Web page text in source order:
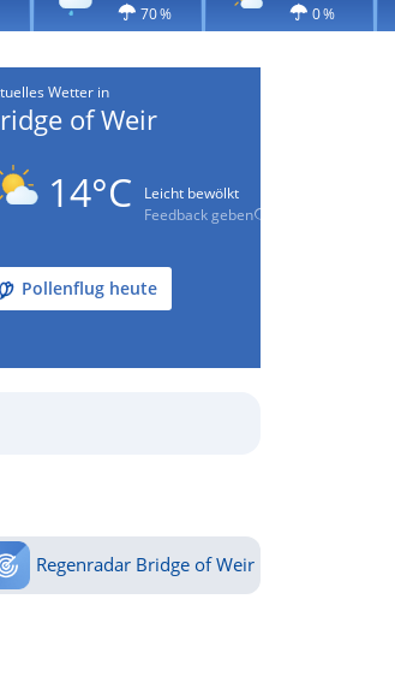
70 % 0 %
Wetter in
of Weir
14°C
Leicht bewölkt
Feedback geben
Pollenflug heute
Regenradar Bridge of Weir